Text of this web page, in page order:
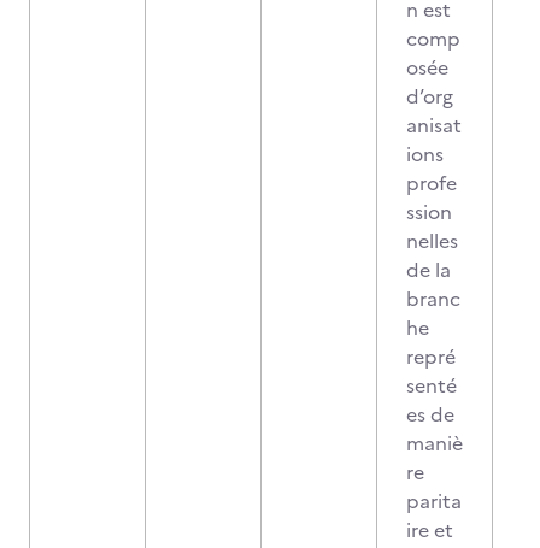
n est
comp
osée
d’org
anisat
ions
profe
ssion
nelles
de la
branc
he
repré
senté
es de
maniè
re
parita
ire et